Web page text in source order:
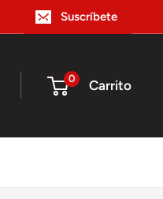
Suscríbete
0 Carrito